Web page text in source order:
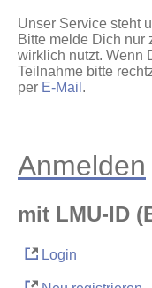
Unser Service steht
Bitte melde Dich nur
wirklich nutzt. Wenn
Teilnahme bitte
per E-Mail .
Anmelden
mit LMU-ID
Login